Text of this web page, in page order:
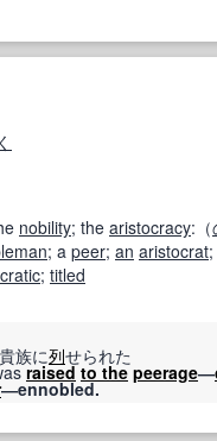
nobility; the aristocracy:（
; a peer; an aristocrat
; titled
貴族に列せられた
raised to the peerage―
―ennobled.